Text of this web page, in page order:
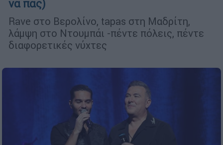
να πας)
Rave στο Βερολίνο, tapas στη Μαδρίτη,
λάμψη στο Ντουμπάι -πέντε πόλεις, πέντε
διαφορετικές νύχτες